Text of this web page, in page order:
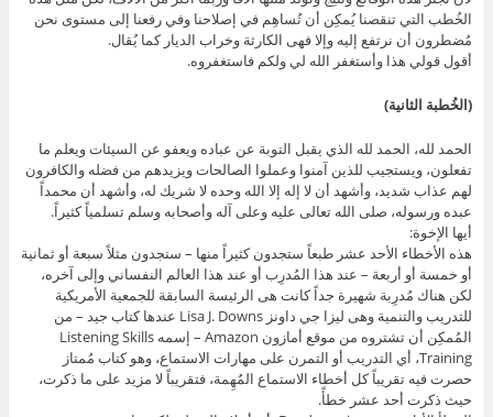
الخُطب التي تنقصنا يُمكِن أن تُساهِم في إصلاحنا وفي رفعنا إلى مستوى نحن
مُضطرون أن نرتفع إليه وإلا فهى الكارثة وخراب الديار كما يُقال.
أقول قولي هذا وأستغفر الله لي ولكم فاستغفروه.
(الخُطبة الثانية)
الحمد لله، الحمد لله الذي يقبل التوبة عن عباده ويعفو عن السيئات ويعلم ما
تفعلون، ويستجيب للذين آمنوا وعملوا الصالحات ويزيدهم من فضله والكافرون
لهم عذاب شديد، وأشهد أن لا إله إلا الله وحده لا شريك له، وأشهد أن محمداً
عبده ورسوله، صلى الله تعالى عليه وعلى آله وأصحابه وسلم تسلمياً كثيراً.
أيها الإخوة:
هذه الأخطاء الأحد عشر طبعاً ستجدون كثيراً منها – ستجدون مثلاً سبعة أو ثمانية
أو خمسة أو أربعة – عند هذا المُدرِب أو عند هذا العالم النفساني وإلى آخره،
لكن هناك مُدرِبة شهيرة جداً كانت هى الرئيسة السابقة للجمعية الأمريكية
للتدريب والتنمية وهى ليزا جي داونز Lisa J. Downs عندها كتاب جيد – من
المُمكِن أن تشتروه من موقع أمازون Amazon – إسمه Listening Skills
Training، أي التدريب أو التمرن على مهارات الاستماع، وهو كتاب مُمتاز
حصرت فيه تقريباً كل أخطاء الاستماع المُهِمة، فتقريباً لا مزيد على ما ذكرت،
حيث ذكرت أحد عشر خطأً.